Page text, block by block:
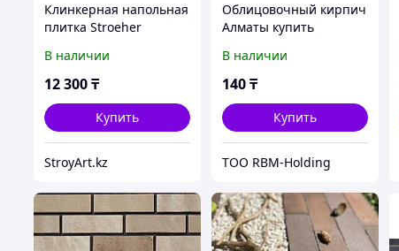
Клинкерная напольная
плитка Stroеher
В наличии
12 300₸
Купить
StroyArt.kz
Облицовочный кирпич
Алматы купить
В наличии
140₸
Купить
ТОО RBM-Holding